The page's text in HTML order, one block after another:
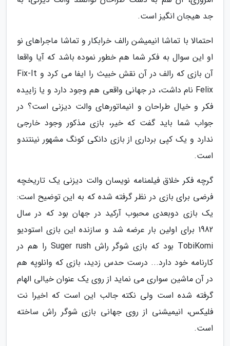
جد هیجان انگیز است.
احتمالا با تماشا انیمیشن رالف خرابکار و تماشا ماجراهای نو
او این سوال به فکر شما هم خطور نموده باشد که آیا واقعا
آن بازی که رالف در آن نقش خبیث را ایفا می کرد و Fix-It
Felix نام داشت، در جهانی واقعی هم وجود دارد و یا زاییده
فکر و خیال طراحان و انیماتورهای والت دیزنی است؟ در
جواب شما باید گفت که خیر، بازی مذکور وجود خارجی
ندارد و یک کپی برداری از بازی دانکی کونگ مشهور نینتندو
است.
گرچه فکر خلاق فیلمنامه نویسان والت دیزنی یک تاریخچه
فرضی برای بازی در نظر گرفته شده که به این توضیح است:
یک بازی دوبعدی محبوب آرکید در جهان بود که در سال
1982 برای اولین بار عرضه شد و سازنده این بازی استودیو
TobiKomi بود که بازی شوگر راش Suger rush را هم در
کارنامه خود دارد... درست حدس زدید، بازی که وانلوپه هم
در آن ماشین سواری می نماید از روی یک عنوان خیالی الهام
گرفته شده است ولی نکته جالب این است که اخیرا نت
فلیکس، انیمیشنی از روی جهانی بازی شوگر راش ساخته
است.